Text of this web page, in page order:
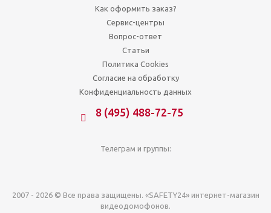
Как оформить заказ?
Сервис-центры
Вопрос-ответ
Статьи
Политика Cookies
Согласие на обработку
Конфиденциальность данных
8 (495) 488-72-75
Телеграм и группы:
2007 - 2026 © Все права защищены. «SAFETY24» интернет-магазин
видеодомофонов.